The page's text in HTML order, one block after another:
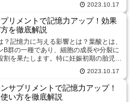
の働きを促進する効果があり、脳の活性
て記憶力を向上...
2023.10.17
リメントで記憶力アップ！効果
を徹底解説
？記憶力に与える影響とは？葉酸とは、
B群の一種であり、細胞の成長や分裂に
割を果たします。特に妊娠初期の胎児の
成に欠かせない栄養素として知られてい
最近の研究では葉酸が記憶力にも影響を
とが示されて...
2023.10.17
サプリメントで記憶力アップ！
い方を徹底解説